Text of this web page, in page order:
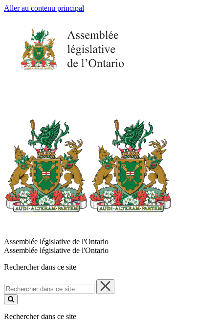
Aller au contenu principal
Assemblée législative de l'Ontario
Assemblée législative de l'Ontario
Rechercher dans ce site
Rechercher
dans
ce
Rechercher dans ce site